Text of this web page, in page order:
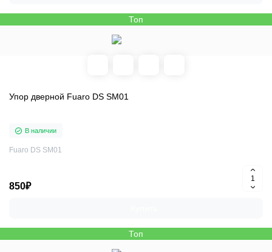
Топ
Упор дверной Fuaro DS SM01
В наличии
Fuaro DS SM01
850₽
Топ